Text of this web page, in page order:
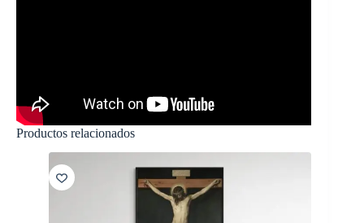
Productos relacionados